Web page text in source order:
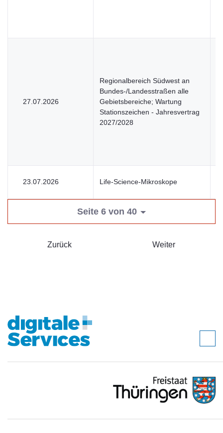
27.07.2026
Regionalbereich Südwest an
Bundes-/Landesstraßen alle
Gebietsbereiche; Wartung
Stationszeichen - Jahresvertrag
2027/2028
23.07.2026 Life-Science-Mikroskope
Seite 6 von 40
Zurück Weiter